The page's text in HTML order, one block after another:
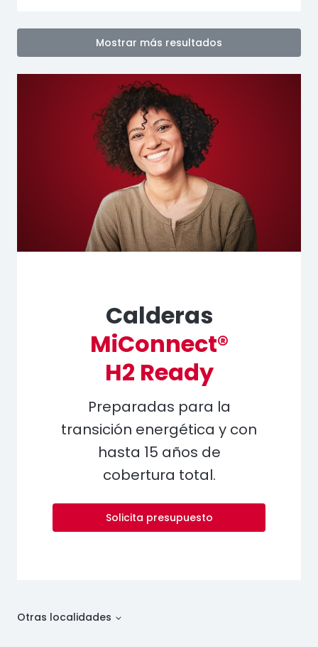
Mostrar más resultados
Calderas
MiConnect®
H2 Ready
Preparadas para la
transición energética y con
hasta 15 años de
cobertura total.
Solicita presupuesto
Otras localidades